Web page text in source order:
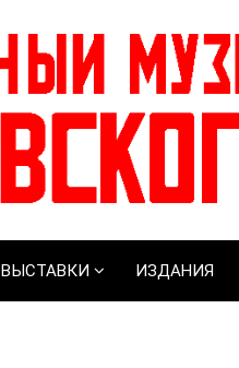
ВЫСТАВКИ ИЗДАНИЯ